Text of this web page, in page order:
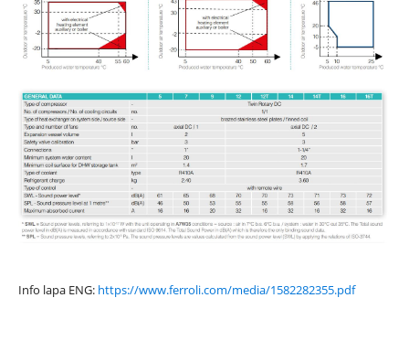
Info lapa ENG: https://www.ferroli.com/media/1582282355.pdf